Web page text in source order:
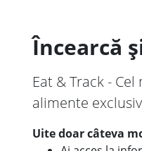
Încearcă
Eat & Track -
alimente
Uite doar câteva